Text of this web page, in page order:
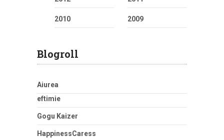
2010 2009
Blogroll
Aiurea
eftimie
Gogu Kaizer
HappinessCaress